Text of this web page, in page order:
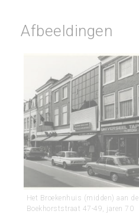
Afbeeldingen
Het Broekenhuis (midden) aan de
Boekhorststraat 47-49, jaren 70